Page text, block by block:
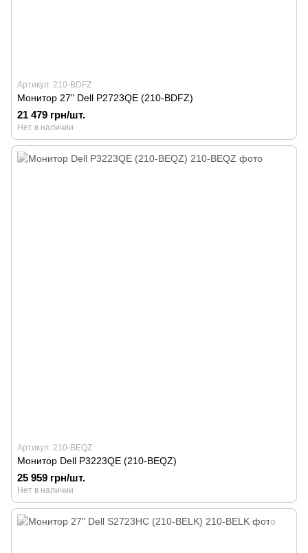
Артикул: 210-BDFZ
Монитор 27" Dell P2723QE (210-BDFZ)
21 479 грн/шт.
Нет в наличии
Артикул: 210-BEQZ
Монитор Dell P3223QE (210-BEQZ)
25 959 грн/шт.
Нет в наличии